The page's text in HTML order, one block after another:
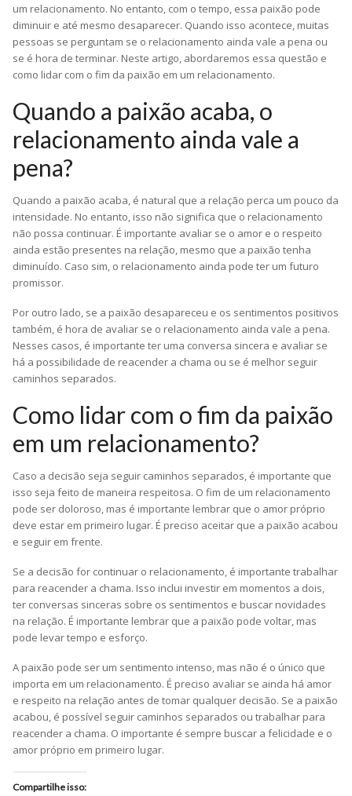
um relacionamento. No entanto, com o tempo, essa paixão pode
diminuir e até mesmo desaparecer. Quando isso acontece, muitas
pessoas se perguntam se o relacionamento ainda vale a pena ou
se é hora de terminar. Neste artigo, abordaremos essa questão e
como lidar com o fim da paixão em um relacionamento.
Quando a paixão acaba, o
relacionamento ainda vale a
pena?
Quando a paixão acaba, é natural que a relação perca um pouco da
intensidade. No entanto, isso não significa que o relacionamento
não possa continuar. É importante avaliar se o amor e o respeito
ainda estão presentes na relação, mesmo que a paixão tenha
diminuído. Caso sim, o relacionamento ainda pode ter um futuro
promissor.
Por outro lado, se a paixão desapareceu e os sentimentos positivos
também, é hora de avaliar se o relacionamento ainda vale a pena.
Nesses casos, é importante ter uma conversa sincera e avaliar se
há a possibilidade de reacender a chama ou se é melhor seguir
caminhos separados.
Como lidar com o fim da paixão
em um relacionamento?
Caso a decisão seja seguir caminhos separados, é importante que
isso seja feito de maneira respeitosa. O fim de um relacionamento
pode ser doloroso, mas é importante lembrar que o amor próprio
deve estar em primeiro lugar. É preciso aceitar que a paixão acabou
e seguir em frente.
Se a decisão for continuar o relacionamento, é importante trabalhar
para reacender a chama. Isso inclui investir em momentos a dois,
ter conversas sinceras sobre os sentimentos e buscar novidades
na relação. É importante lembrar que a paixão pode voltar, mas
pode levar tempo e esforço.
A paixão pode ser um sentimento intenso, mas não é o único que
importa em um relacionamento. É preciso avaliar se ainda há amor
e respeito na relação antes de tomar qualquer decisão. Se a paixão
acabou, é possível seguir caminhos separados ou trabalhar para
reacender a chama. O importante é sempre buscar a felicidade e o
amor próprio em primeiro lugar.
Compartilhe isso: